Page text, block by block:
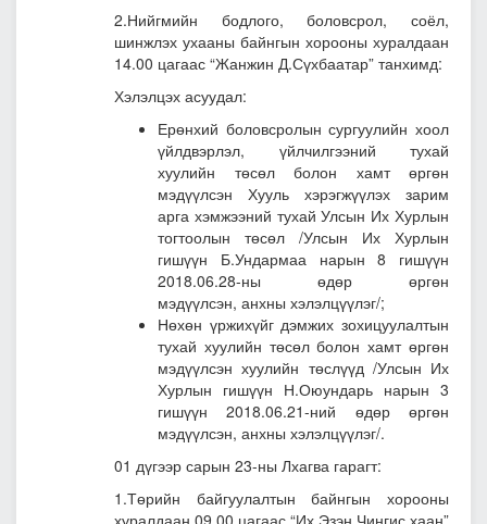
2.Нийгмийн бодлого, боловсрол, соёл,
шинжлэх ухааны байнгын хорооны хуралдаан
14.00 цагаас “Жанжин Д.Сүхбаатар” танхимд:
Хэлэлцэх асуудал:
Ерөнхий боловсролын сургуулийн хоол
үйлдвэрлэл, үйлчилгээний тухай
хуулийн төсөл болон хамт өргөн
мэдүүлсэн Хууль хэрэгжүүлэх зарим
арга хэмжээний тухай Улсын Их Хурлын
тогтоолын төсөл /Улсын Их Хурлын
гишүүн Б.Ундармаа нарын 8 гишүүн
2018.06.28-ны өдөр өргөн
мэдүүлсэн, анхны хэлэлцүүлэг/;
Нөхөн үржихүйг дэмжих зохицуулалтын
тухай хуулийн төсөл болон хамт өргөн
мэдүүлсэн хуулийн төслүүд /Улсын Их
Хурлын гишүүн Н.Оюундарь нарын 3
гишүүн 2018.06.21-ний өдөр өргөн
мэдүүлсэн, анхны хэлэлцүүлэг/.
01 дүгээр сарын 23-ны Лхагва гарагт:
1.Төрийн байгуулалтын байнгын хорооны